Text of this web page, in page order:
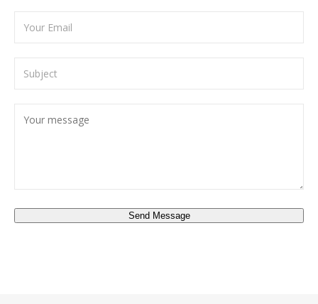
Send Message